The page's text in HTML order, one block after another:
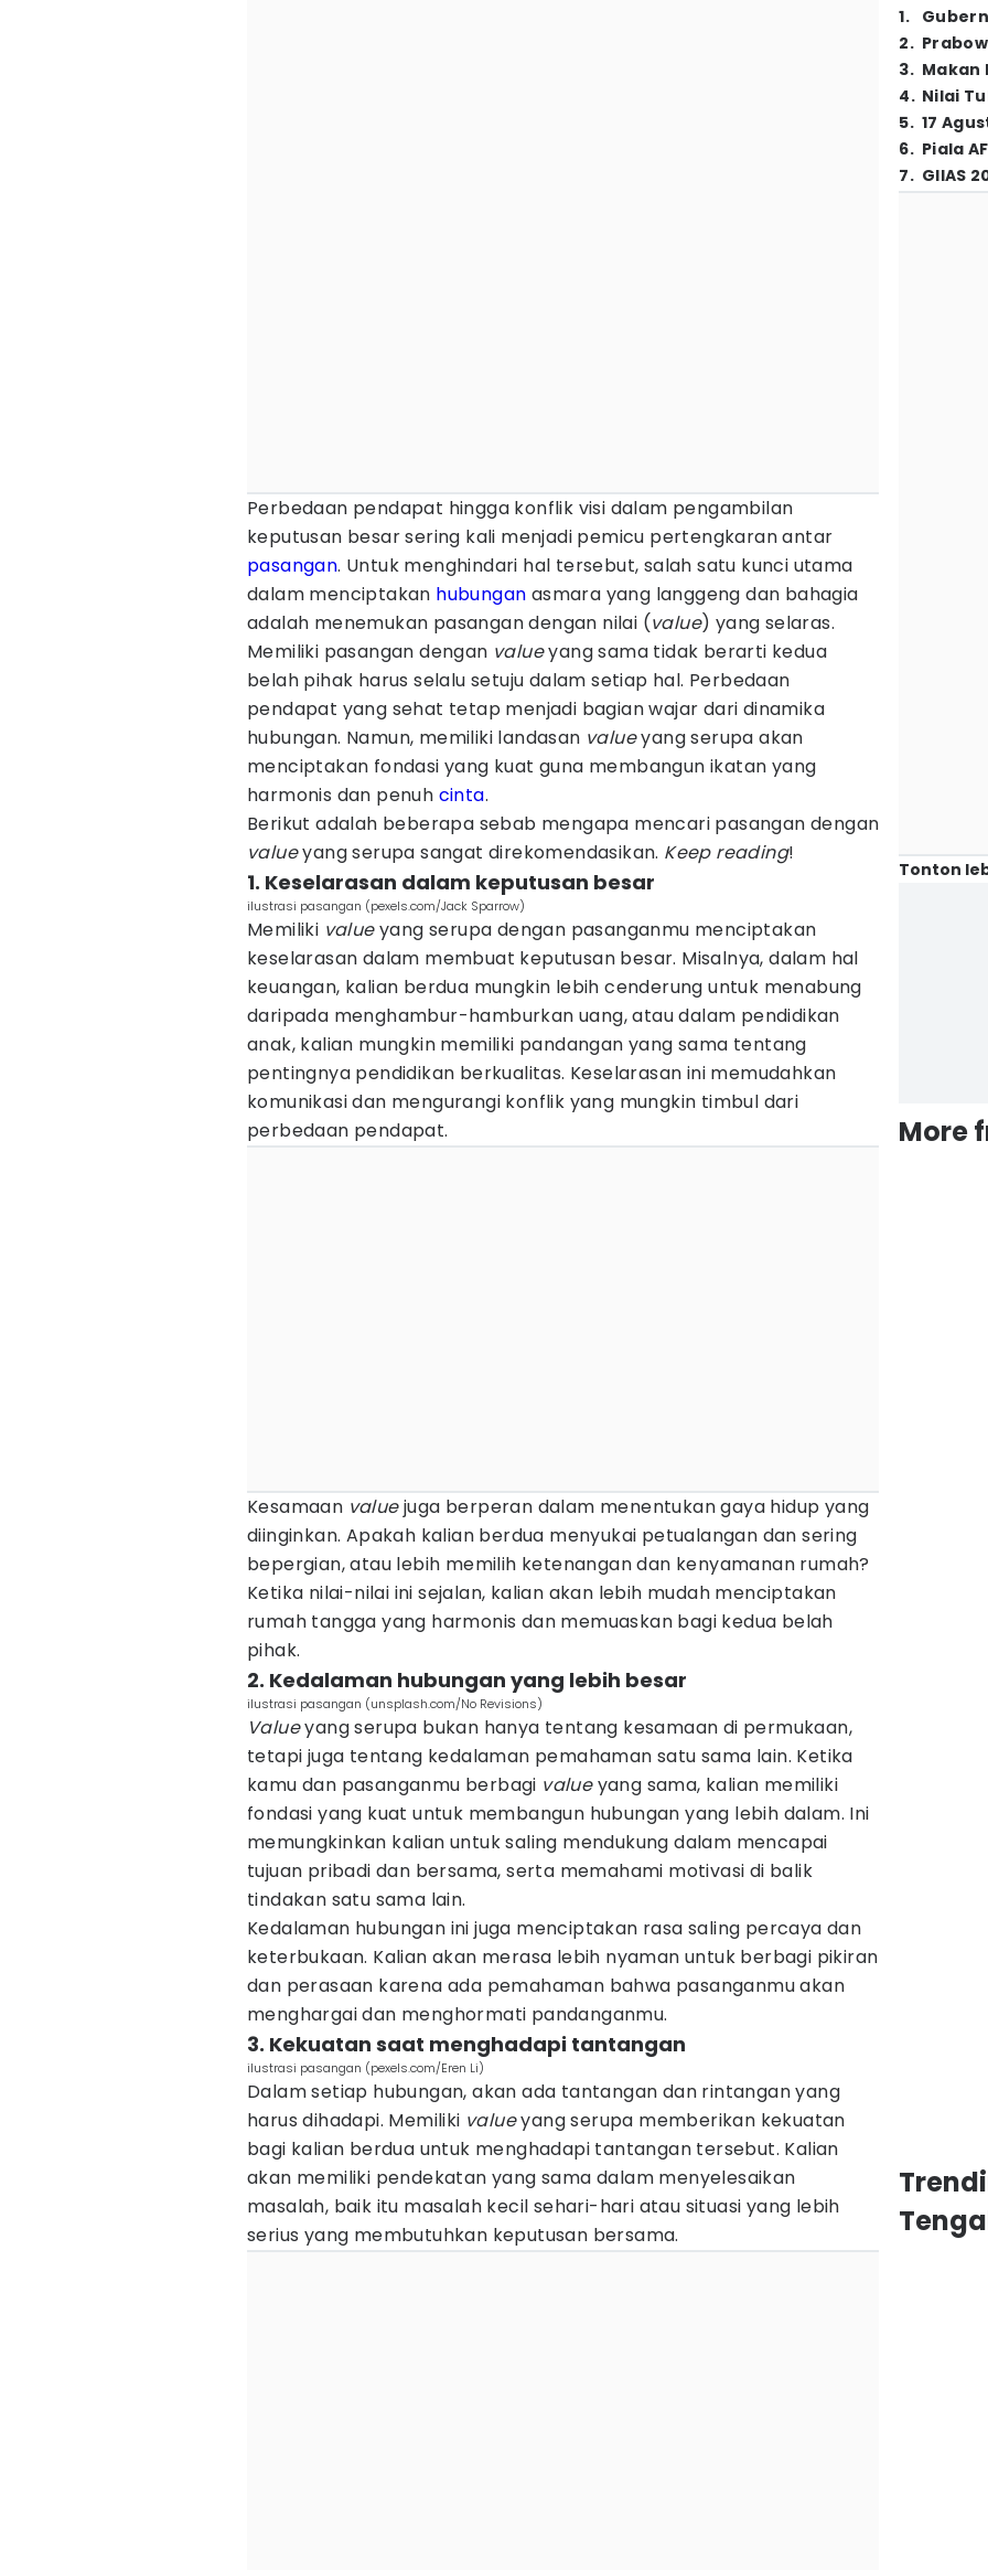
Perbedaan pendapat hingga konflik visi dalam pengambilan
keputusan besar sering kali menjadi pemicu pertengkaran antar
pasangan. Untuk menghindari hal tersebut, salah satu kunci utama
dalam menciptakan hubungan asmara yang langgeng dan bahagia
adalah menemukan pasangan dengan nilai (value) yang selaras.
Memiliki pasangan dengan valueyang sama tidak berarti kedua
belah pihak harus selalu setuju dalam setiap hal. Perbedaan
pendapat yang sehat tetap menjadi bagian wajar dari dinamika
hubungan. Namun, memiliki landasan valueyang serupa akan
menciptakan fondasi yang kuat guna membangun ikatan yang
harmonis dan penuh cinta.
Berikut adalah beberapa sebab mengapa mencari pasangan dengan
valueyang serupa sangat direkomendasikan. Keep reading!
1. Keselarasan dalam keputusan besar
ilustrasi pasangan (pexels.com/Jack Sparrow)
Memiliki valueyang serupa dengan pasanganmu menciptakan
keselarasan dalam membuat keputusan besar. Misalnya, dalam hal
keuangan, kalian berdua mungkin lebih cenderung untuk menabung
daripada menghambur-hamburkan uang, atau dalam pendidikan
anak, kalian mungkin memiliki pandangan yang sama tentang
pentingnya pendidikan berkualitas. Keselarasan ini memudahkan
komunikasi dan mengurangi konflik yang mungkin timbul dari
perbedaan pendapat.
Kesamaan valuejuga berperan dalam menentukan gaya hidup yang
diinginkan. Apakah kalian berdua menyukai petualangan dan sering
bepergian, atau lebih memilih ketenangan dan kenyamanan rumah?
Ketika nilai-nilai ini sejalan, kalian akan lebih mudah menciptakan
rumah tangga yang harmonis dan memuaskan bagi kedua belah
pihak.
2. Kedalaman hubungan yang lebih besar
ilustrasi pasangan (unsplash.com/No Revisions)
Valueyang serupa bukan hanya tentang kesamaan di permukaan,
tetapi juga tentang kedalaman pemahaman satu sama lain. Ketika
kamu dan pasanganmu berbagi valueyang sama, kalian memiliki
fondasi yang kuat untuk membangun hubungan yang lebih dalam. Ini
memungkinkan kalian untuk saling mendukung dalam mencapai
tujuan pribadi dan bersama, serta memahami motivasi di balik
tindakan satu sama lain.
Kedalaman hubungan ini juga menciptakan rasa saling percaya dan
keterbukaan. Kalian akan merasa lebih nyaman untuk berbagi pikiran
dan perasaan karena ada pemahaman bahwa pasanganmu akan
menghargai dan menghormati pandanganmu.
3. Kekuatan saat menghadapi tantangan
ilustrasi pasangan (pexels.com/Eren Li)
Dalam setiap hubungan, akan ada tantangan dan rintangan yang
harus dihadapi. Memiliki valueyang serupa memberikan kekuatan
bagi kalian berdua untuk menghadapi tantangan tersebut. Kalian
akan memiliki pendekatan yang sama dalam menyelesaikan
masalah, baik itu masalah kecil sehari-hari atau situasi yang lebih
serius yang membutuhkan keputusan bersama.
1.
2.
3. Makan
4. Nilai
5. 17
6. Piala
7. GIIAS
Tonton
More